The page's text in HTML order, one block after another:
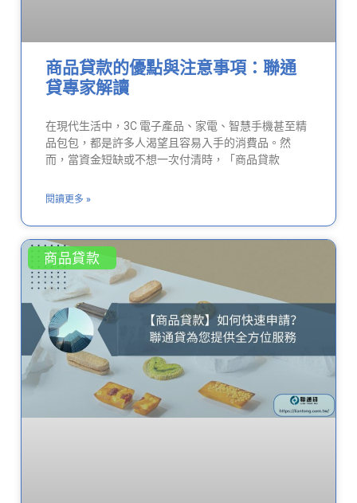
商品貸款的優點與注意事項：聯通
貸專家解讀
在現代生活中，3C 電子產品、家電、智慧手機甚至精
品包包，都是許多人渴望且容易入手的消費品。然
而，當資金短缺或不想一次付清時，「商品貸款
閱讀更多 »
商品貸款